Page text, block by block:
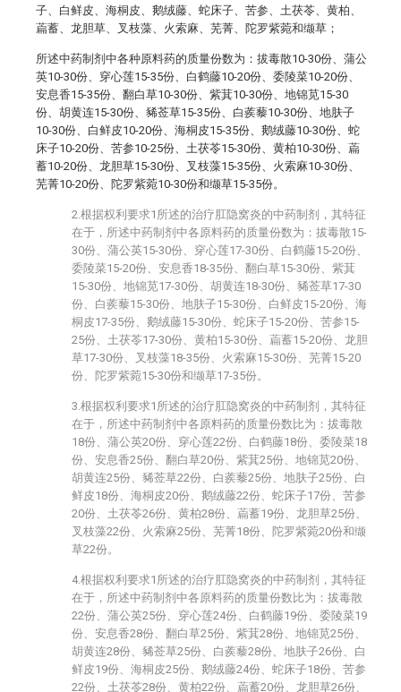
子、白鲜皮、海桐皮、鹅绒藤、蛇床子、苦参、土茯苓、黄柏、
萹蓄、龙胆草、叉枝藻、火索麻、芜菁、陀罗紫菀和缬草；
所述中药制剂中各种原料药的质量份数为：拔毒散10-30份、蒲公
英10-30份、穿心莲15-35份、白鹤藤10-20份、委陵菜10-20份、
安息香15-35份、翻白草10-30份、紫萁10-30份、地锦苋15-30
份、胡黄连15-30份、豨莶草15-35份、白蒺藜10-30份、地肤子
10-30份、白鲜皮10-20份、海桐皮15-35份、鹅绒藤10-30份、蛇
床子10-20份、苦参10-25份、土茯苓15-30份、黄柏10-30份、萹
蓄10-20份、龙胆草15-30份、叉枝藻15-35份、火索麻10-30份、
芜菁10-20份、陀罗紫菀10-30份和缬草15-35份。
2.根据权利要求1所述的治疗肛隐窝炎的中药制剂，其特征
在于，所述中药制剂中各原料药的质量份数为：拔毒散15-
30份、蒲公英15-30份、穿心莲17-30份、白鹤藤15-20份、
委陵菜15-20份、安息香18-35份、翻白草15-30份、紫萁
15-30份、地锦苋17-30份、胡黄连18-30份、豨莶草17-30
份、白蒺藜15-30份、地肤子15-30份、白鲜皮15-20份、海
桐皮17-35份、鹅绒藤15-30份、蛇床子15-20份、苦参15-
25份、土茯苓17-30份、黄柏15-30份、萹蓄15-20份、龙胆
草17-30份、叉枝藻18-35份、火索麻15-30份、芜菁15-20
份、陀罗紫菀15-30份和缬草17-35份。
3.根据权利要求1所述的治疗肛隐窝炎的中药制剂，其特征
在于，所述中药制剂中各原料药的质量份数比为：拔毒散
18份、蒲公英20份、穿心莲22份、白鹤藤18份、委陵菜18
份、安息香25份、翻白草20份、紫萁25份、地锦苋20份、
胡黄连25份、豨莶草22份、白蒺藜25份、地肤子25份、白
鲜皮18份、海桐皮20份、鹅绒藤22份、蛇床子17份、苦参
20份、土茯苓26份、黄柏28份、萹蓄19份、龙胆草25份、
叉枝藻22份、火索麻25份、芜菁18份、陀罗紫菀20份和缬
草22份。
4.根据权利要求1所述的治疗肛隐窝炎的中药制剂，其特征
在于，所述中药制剂中各原料药的质量份数比为：拔毒散
22份、蒲公英25份、穿心莲24份、白鹤藤19份、委陵菜19
份、安息香28份、翻白草25份、紫萁28份、地锦苋25份、
胡黄连28份、豨莶草25份、白蒺藜28份、地肤子26份、白
鲜皮19份、海桐皮25份、鹅绒藤24份、蛇床子18份、苦参
22份、土茯苓28份、黄柏22份、萹蓄20份、龙胆草26份、